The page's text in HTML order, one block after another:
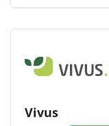
Vivus